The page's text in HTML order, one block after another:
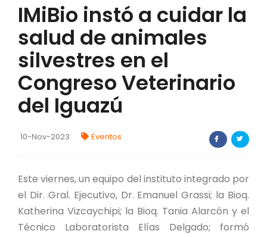
Productos y Servicios
RESGUARDO DE COLECCIONES
BIOBANCO
FORTALECIMIENTO DE RECURSOS
ALIMENTICIOS
BIODIVERSIDAD Y ALIMENTACIÓN
investigadores
FORMULARIO DE REGISTRO DE
INVESTIGADORES
IMiBio instó a cuidar la
salud de animales
silvestres en el
Congreso Veterinario
del Iguazú
10-Nov-2023 Eventos
Este viernes, un equipo del instituto integrado por
el Dir. Gral. Ejecutivo, Dr. Emanuel Grassi; la Bioq.
Katherina Vizcaychipi; la Bioq. Tania Alarcón y el
Técnico Laboratorista Elías Delgado; formó